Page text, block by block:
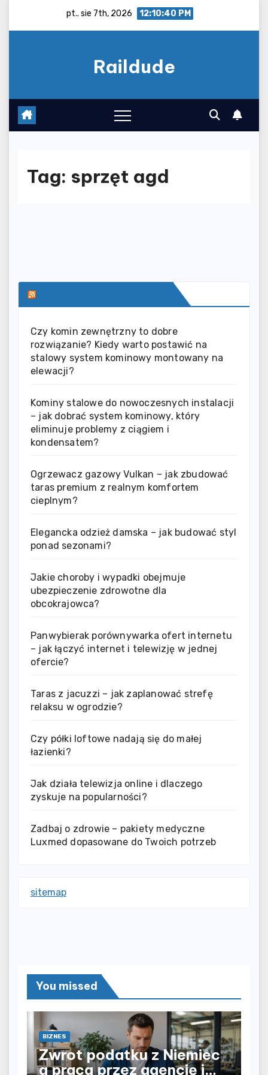
pt.. sie 7th, 2026 12:10:40 PM
Raildude
Tag: sprzęt agd
Czy komin zewnętrzny to dobre
rozwiązanie? Kiedy warto postawić na
stalowy system kominowy montowany na
elewacji?
Kominy stalowe do nowoczesnych instalacji
– jak dobrać system kominowy, który
eliminuje problemy z ciągiem i
kondensatem?
Ogrzewacz gazowy Vulkan – jak zbudować
taras premium z realnym komfortem
cieplnym?
Elegancka odzież damska – jak budować styl
ponad sezonami?
Jakie choroby i wypadki obejmuje
ubezpieczenie zdrowotne dla
obcokrajowca?
Panwybierak porównywarka ofert internetu
– jak łączyć internet i telewizję w jednej
ofercie?
Taras z jacuzzi – jak zaplanować strefę
relaksu w ogrodzie?
Czy półki loftowe nadają się do małej
łazienki?
Jak działa telewizja online i dlaczego
zyskuje na popularności?
Zadbaj o zdrowie – pakiety medyczne
Luxmed dopasowane do Twoich potrzeb
sitemap
You missed
BIZNES
Zwrot podatku z Niemiec
a praca przez agencję i